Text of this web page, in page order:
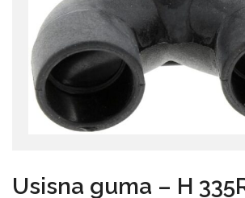
Usisna guma – H